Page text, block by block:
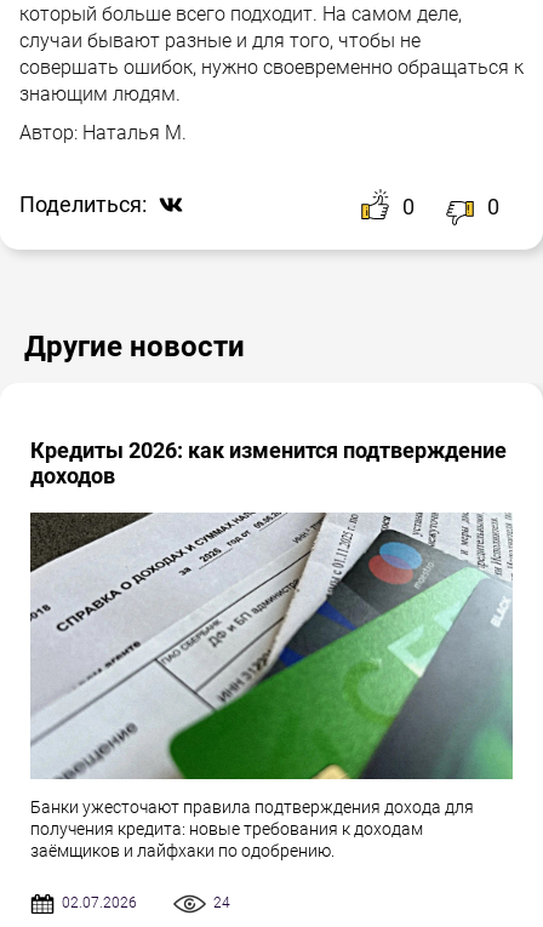
который больше всего подходит. На самом деле,
случаи бывают разные и для того, чтобы не
совершать ошибок, нужно своевременно обращаться к
знающим людям.
Автор: Наталья М.
Поделиться: 0 0
Другие новости
Кредиты 2026: как изменится подтверждение
доходов
Банки ужесточают правила подтверждения дохода для
получения кредита: новые требования к доходам
заёмщиков и лайфхаки по одобрению.
02.07.2026 24